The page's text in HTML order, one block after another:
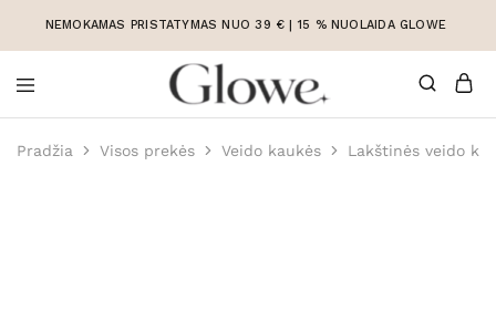
NEMOKAMAS PRISTATYMAS NUO 39 € | 15 % NUOLAIDA GLOWE
Korėjietiška
Korėjietiška
internetu
Pradžia Visos prekės Veido kaukės Lakštinės veido